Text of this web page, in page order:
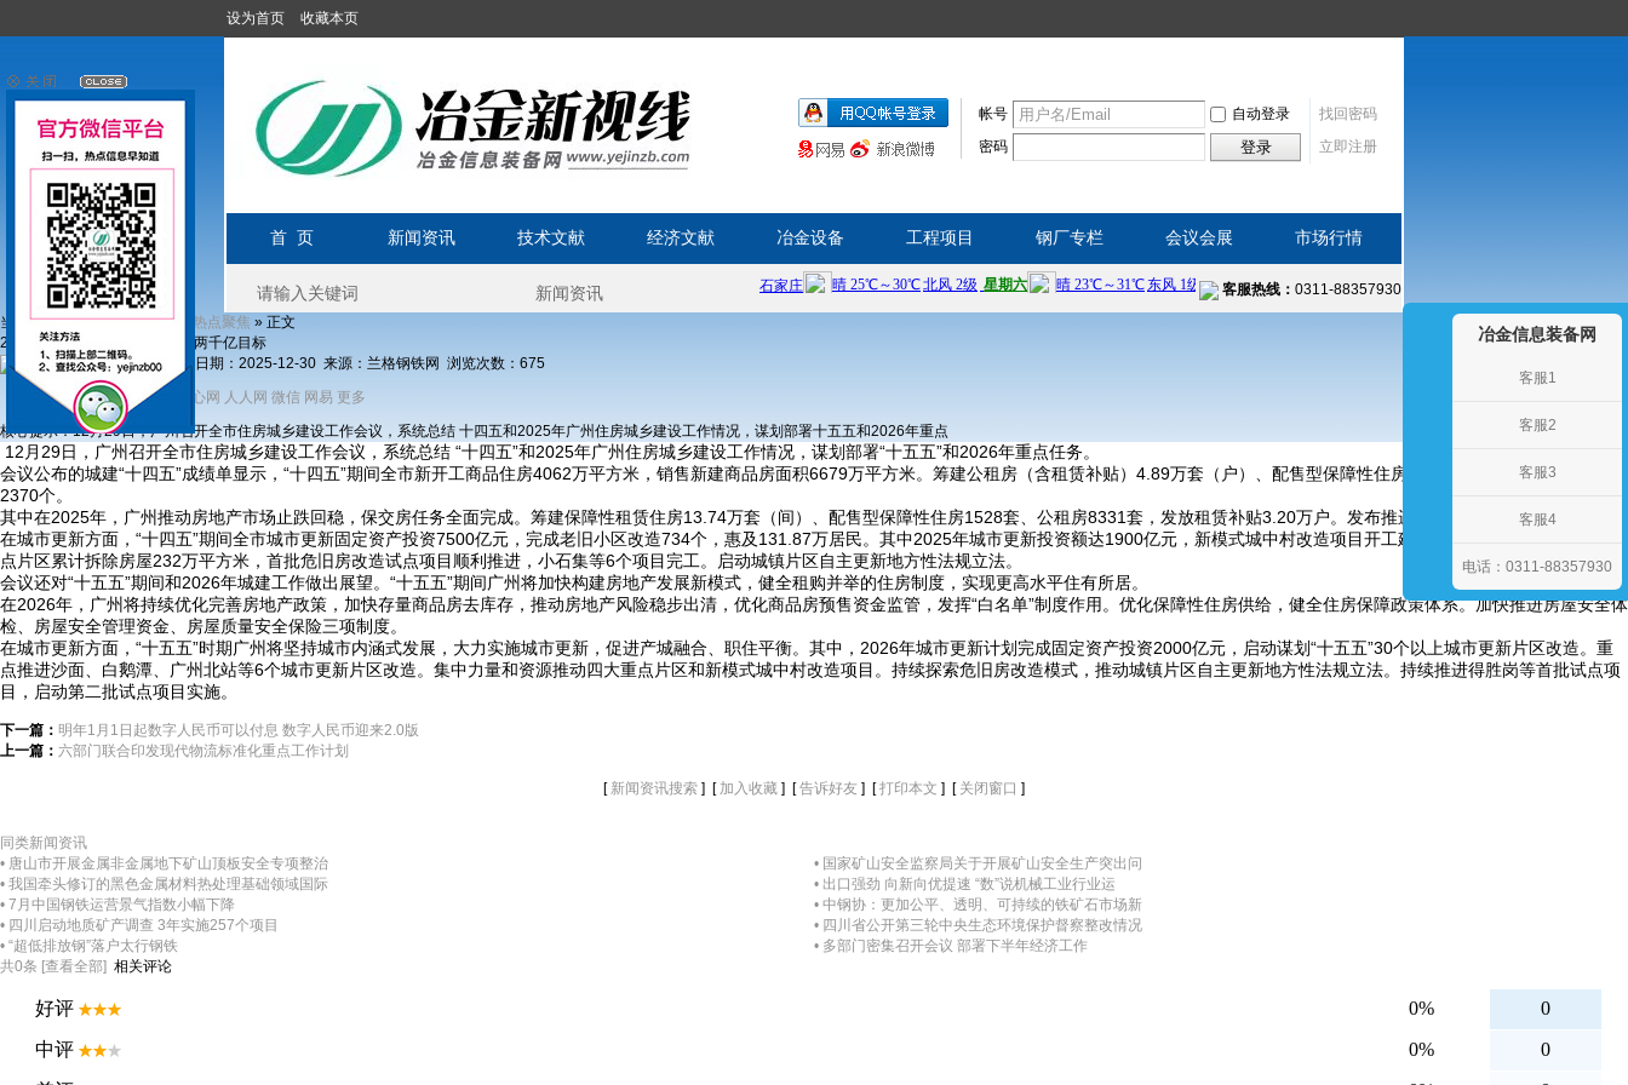
冶金信息装备网
客服1
客服2
客服3
客服4
电话：0311-88357930
设为首页 收藏本页
帐号 自动登录
找回密码
密码
登录 立即注册
首 页 新闻资讯 技术文献 经济文献 冶金设备 工程项目 钢厂专栏 会议会展 市场行情
客服热线： 0311-88357930
当前位置1:首页»新闻资讯 热点聚焦 » 正文
2026年广州城市更新投资瞄准两千亿目标
发布日期：2025-12-30 来源：兰格钢铁网 浏览次数： 675
分享到： 新浪微博 QQ 开心网 人人网 微信 网易 更多
核心提示：12月29日，广州召开全市住房城乡建设工作会议，系统总结 十四五和2025年广州住房城乡建设工作情况，谋划部署十五五和2026年重点
12月29日，广州召开全市住房城乡建设工作会议，系统总结 “十四五”和2025年广州住房城乡建设工作情况，谋划部署“十五五”和2026年重点任务。
会议公布的城建“十四五”成绩单显示，“十四五”期间全市新开工商品住房4062万平方米，销售新建商品房面积6679万平方米。筹建公租房（含租赁补贴）4.89万套（户）、配售型保障性住房1.17万套。新成立业主组织
2370个。
其中在2025年，广州推动房地产市场止跌回稳，保交房任务全面完成。筹建保障性租赁住房13.74万套（间）、配售型保障性住房1528套、公租房8331套，发放租赁补贴3.20万户。发布推进“好房子”建设工作指引。
在城市更新方面，“十四五”期间全市城市更新固定资产投资7500亿元，完成老旧小区改造734个，惠及131.87万居民。其中2025年城市更新投资额达1900亿元，新模式城中村改造项目开工建设安置房15.1万套，四大重
点片区累计拆除房屋232万平方米，首批危旧房改造试点项目顺利推进，小石集等6个项目完工。启动城镇片区自主更新地方性法规立法。
会议还对“十五五”期间和2026年城建工作做出展望。“十五五”期间广州将加快构建房地产发展新模式，健全租购并举的住房制度，实现更高水平住有所居。
在2026年，广州将持续优化完善房地产政策，加快存量商品房去库存，推动房地产风险稳步出清，优化商品房预售资金监管，发挥“白名单”制度作用。优化保障性住房供给，健全住房保障政策体系。加快推进房屋安全体
检、房屋安全管理资金、房屋质量安全保险三项制度。
在城市更新方面，“十五五”时期广州将坚持城市内涵式发展，大力实施城市更新，促进产城融合、职住平衡。其中，2026年城市更新计划完成固定资产投资2000亿元，启动谋划“十五五”30个以上城市更新片区改造。重
点推进沙面、白鹅潭、广州北站等6个城市更新片区改造。集中力量和资源推动四大重点片区和新模式城中村改造项目。持续探索危旧房改造模式，推动城镇片区自主更新地方性法规立法。持续推进得胜岗等首批试点项
目，启动第二批试点项目实施。
下一篇： 明年1月1日起数字人民币可以付息 数字人民币迎来2.0版
上一篇： 六部门联合印发现代物流标准化重点工作计划
[ 新闻资讯搜索 ] [ 加入收藏 ] [告诉好友 ] [打印本文 ] [ 关闭窗口 ]
同类新闻资讯
• 唐山市开展金属非金属地下矿山顶板安全专项整治
• 国家矿山安全监察局关于开展矿山安全生产突出问
• 我国牵头修订的黑色金属材料热处理基础领域国际
• 出口强劲 向新向优提速 “数”说机械工业行业运
• 7月中国钢铁运营景气指数小幅下降
• 中钢协：更加公平、透明、可持续的铁矿石市场新
• 四川启动地质矿产调查 3年实施257个项目
• 四川省公开第三轮中央生态环境保护督察整改情况
• “超低排放钢”落户太行钢铁
• 多部门密集召开会议 部署下半年经济工作
共0条 [查看全部] 相关评论